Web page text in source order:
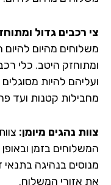
רכבים גדול ומתוחזק:
מהיום להיום
היטב. כלי רכב
להיות מסוגלים
קטנות ועד פריטים
נהגים מיומן:צוות
בזמן ובאופן
בנהיגה בתנאי דרך
אזורי המשלוח.